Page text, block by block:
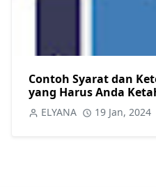
Contoh Syarat dan
yang Harus Anda
ELYANA 19 Jan, 2024